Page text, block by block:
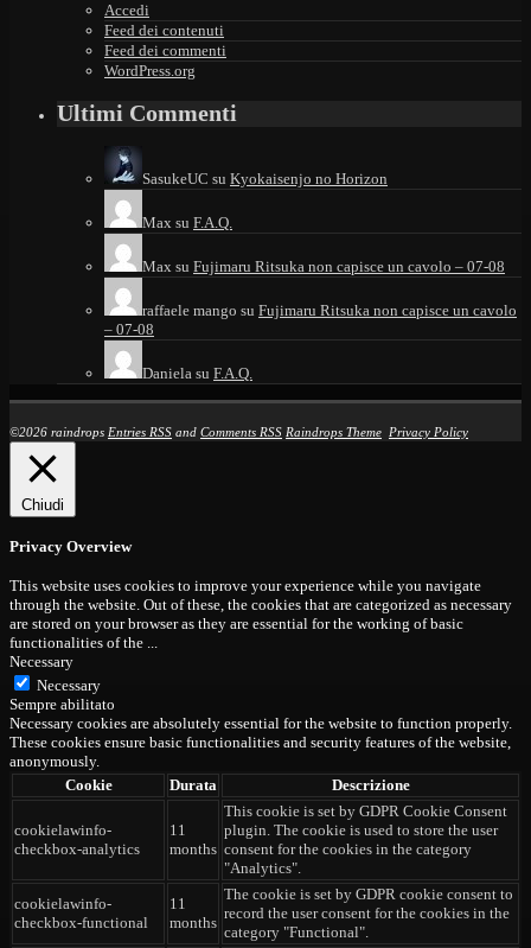
Accedi
Feed dei contenuti
Feed dei commenti
WordPress.org
Ultimi Commenti
SasukeUC su Kyokaisenjo no Horizon
Max su F.A.Q.
Max su Fujimaru Ritsuka non capisce un cavolo – 07-08
raffaele mango su Fujimaru Ritsuka non capisce un cavolo
– 07-08
Daniela su F.A.Q.
©2026 raindrops Entries RSS and Comments RSS Raindrops Theme Privacy Policy
Chiudi
Privacy Overview
This website uses cookies to improve your experience while you navigate
through the website. Out of these, the cookies that are categorized as necessary
are stored on your browser as they are essential for the working of basic
functionalities of the ...
Necessary
Necessary
Sempre abilitato
Necessary cookies are absolutely essential for the website to function properly.
These cookies ensure basic functionalities and security features of the website,
anonymously.
Cookie
Durata Descrizione
cookielawinfo-
checkbox-analytics
11
months
This cookie is set by GDPR Cookie Consent
plugin. The cookie is used to store the user
consent for the cookies in the category
"Analytics".
cookielawinfo-
checkbox-functional
11
months
The cookie is set by GDPR cookie consent to
record the user consent for the cookies in the
category "Functional".